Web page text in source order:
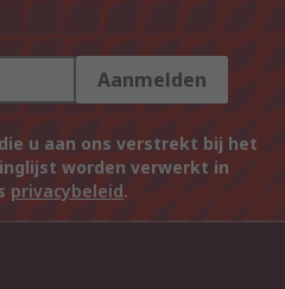
Aanmelden
u aan ons verstrekt bij het
worden verwerkt in
privacybeleid.